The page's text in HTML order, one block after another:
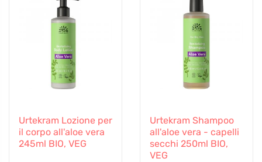
Urtekram Lozione per
il corpo all'aloe vera
245ml BIO, VEG
Urtekram Shampoo
all'aloe vera - capelli
secchi 250ml BIO,
VEG